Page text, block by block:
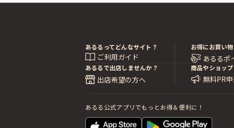
あるるってどんなサイト？
ご利用ガイド
お得にお買い
あるるポ
あるるで出店しませんか？
出店希望の方へ
商品やショップ
無料PR
あるる公式アプリでもっとお得＆便利に！